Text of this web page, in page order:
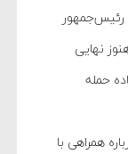
رئیس‌جمهور
نهایی
حمله
همراهی با